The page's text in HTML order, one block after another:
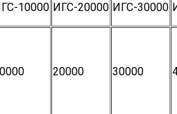
10000 ИГС-20000 ИГС-30000
20000 30000